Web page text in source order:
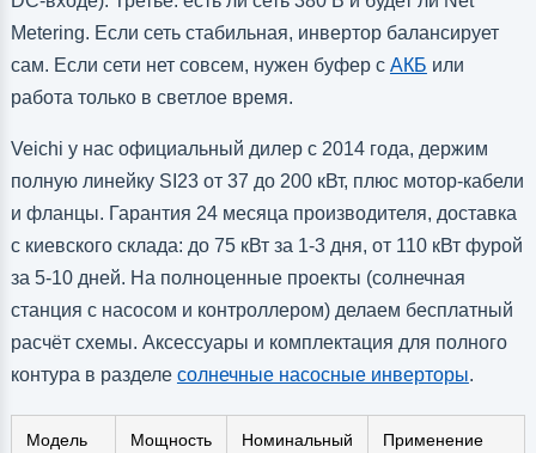
Metering. Если сеть стабильная, инвертор балансирует
сам. Если сети нет совсем, нужен буфер с АКБ или
работа только в светлое время.
Veichi у нас официальный дилер с 2014 года, держим
полную линейку SI23 от 37 до 200 кВт, плюс мотор-кабели
и фланцы. Гарантия 24 месяца производителя, доставка
с киевского склада: до 75 кВт за 1-3 дня, от 110 кВт фурой
за 5-10 дней. На полноценные проекты (солнечная
станция с насосом и контроллером) делаем бесплатный
расчёт схемы. Аксессуары и комплектация для полного
контура в разделе солнечные насосные инверторы.
Модель Мощность
Номинальный
Применение